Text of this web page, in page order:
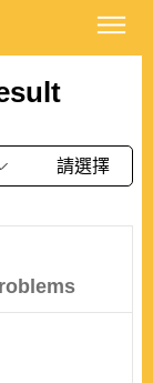
請選擇